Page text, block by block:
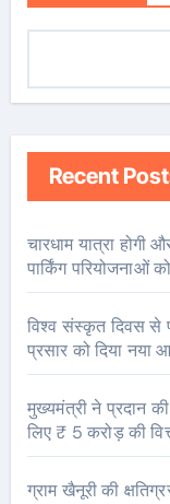
Recent
चारधाम यात्रा
पार्किंग परियोजनाओं
विश्व संस्कृत दिवस से
प्रसार को दिया नया
मुख्यमंत्री ने प्रदान की
लिए ₹ 5 करोड़ की
ग्राम खैनूरी की